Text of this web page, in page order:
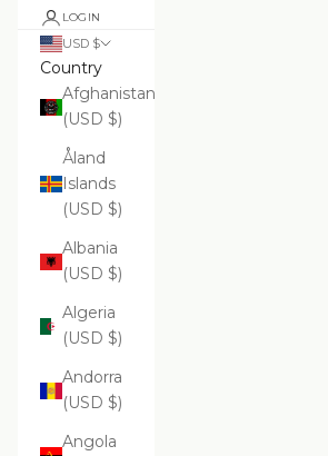
LOGIN
USD $
Country
Afghanistan
(USD $)
Åland
Islands
(USD $)
Albania
(USD $)
Algeria
(USD $)
Andorra
(USD $)
Angola